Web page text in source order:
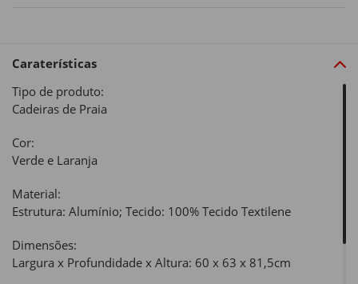
Caraterísticas
Tipo de produto:
Cadeiras de Praia
Cor:
Verde e Laranja
Material:
Estrutura: Alumínio; Tecido: 100% Tecido Textilene
Dimensões:
Largura x Profundidade x Altura: 60 x 63 x 81,5cm